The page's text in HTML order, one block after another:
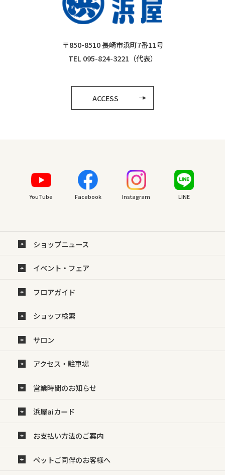
〒850-8510 長崎市浜町7番11号
TEL 095-824-3221（代表）
ACCESS
YouTube Facebook Instagram LINE
ショップニュース
イベント・フェア
フロアガイド
ショップ検索
サロン
アクセス・駐車場
営業時間のお知らせ
浜屋aiカード
お支払い方法のご案内
ペットご同伴のお客様へ